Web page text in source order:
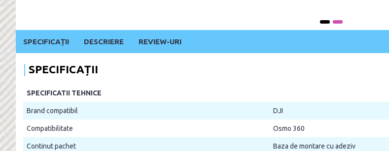
SPECIFICAȚII DESCRIERE REVIEW-URI
SPECIFICAȚII
SPECIFICATII TEHNICE
Brand compatibil DJI
Compatibilitate Osmo 360
Continut pachet Baza de montare cu adeziv